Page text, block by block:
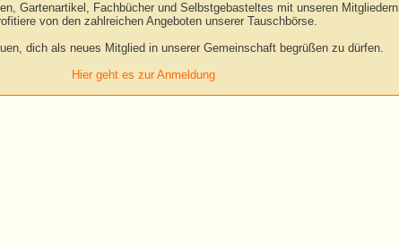
Gartenartikel, Fachbücher und Selbstgebasteltes mit unseren Mitgliedern
von den zahlreichen Angeboten unserer Tauschbörse.
dich als neues Mitglied in unserer Gemeinschaft begrüßen zu dürfen.
Hier geht es zur Anmeldung